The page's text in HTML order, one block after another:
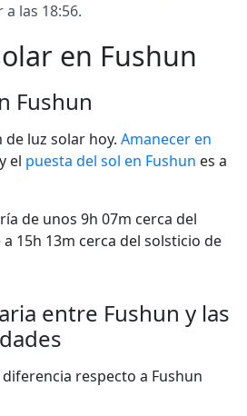
las 18:56.
en Fushun
Fushun
de luz solar hoy. Amanecer en
el puesta del sol en Fushun es a
de unos 9h 07m cerca del
15h 13m cerca del solsticio de
entre Fushun y las
respecto a Fushun